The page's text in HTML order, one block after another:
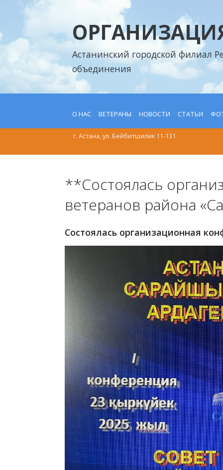
Астанинский городской филиал
объединения
О НАС ВЕТЕРАНЫ НОВОСТИ СТАТЬИ
г. Астана, ул. Бейбитшилик 11-131
**Состоялась
ветеранов района
Состоялась организационная